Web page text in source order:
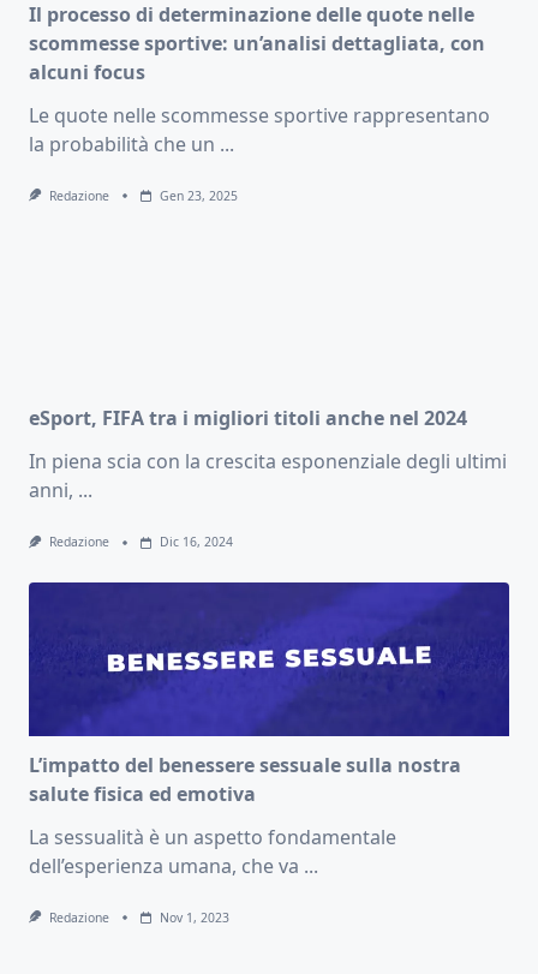
Il processo di determinazione delle quote nelle
scommesse sportive: un’analisi dettagliata, con
alcuni focus
Le quote nelle scommesse sportive rappresentano
la probabilità che un ...
Redazione Gen 23, 2025
eSport, FIFA tra i migliori titoli anche nel 2024
In piena scia con la crescita esponenziale degli ultimi
anni, ...
Redazione Dic 16, 2024
L’impatto del benessere sessuale sulla nostra
salute fisica ed emotiva
La sessualità è un aspetto fondamentale
dell’esperienza umana, che va ...
Redazione Nov 1, 2023